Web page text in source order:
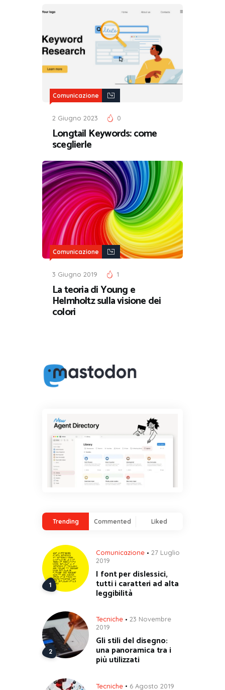
Comunicazione
2 Giugno 2023 0
Longtail Keywords: come
sceglierle
Comunicazione
3 Giugno 2019 1
La teoria di Young e
Helmholtz sulla visione dei
colori
Trending Commented Liked
Comunicazione
27 Luglio
2019
I font per dislessici,
tutti i caratteri ad alta
leggibilità
Tecniche
23 Novembre
2019
Gli stili del disegno:
una panoramica tra i
più utilizzati
Tecniche 6 Agosto 2019